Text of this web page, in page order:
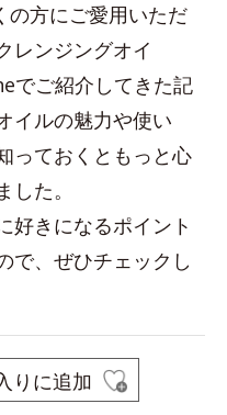
の方にご愛用いただ
レンジングオイ
でご紹介してきた記
イルの魅力や使い
っておくともっと心
た。
好きになるポイント
で、ぜひチェックし
りに追加